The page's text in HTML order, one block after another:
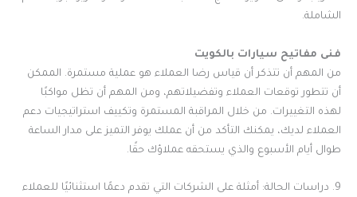
الشاملة.
فنى مفاتيح سيارات بالكويت
من المهم أن تتذكر أن قياس رضا العملاء هو عملية مستمرة. الممكن
أن تتطور توقعات العملاء وتفضيلاتهم، ومن المهم أن تظل مواكبًا
لهذه التغييرات. من خلال المراقبة المستمرة وتكييف استراتيجيات دعم
العملاء لديك، يمكنك التأكد من أن عملك يوفر التميز على مدار الساعة
طوال أيام الأسبوع والذي يستحقه عملاؤك حقًا.
9. دراسات الحالة: أمثلة على الشركات التي تقدم دعمًا استثنائيًا للعملاء